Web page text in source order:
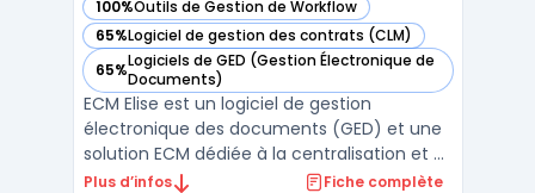
100%Outils de Gestion de Workflow
— voir ECM Elise dans cette catégorie
65%Logiciel de gestion des contrats (CLM)
— voir ECM Elise dans cette catégorie
65%Logiciels de GED (Gestion Électronique de
Documents)
— voir ECM Elise dans cette catégorie
ECM Elise est un logiciel de gestion
électronique des documents (GED) et une
solution ECM dédiée à la centralisation et à
l’automatisation des processus
Plus d’infos Fiche complète